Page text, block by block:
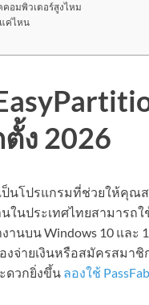
คอมพิวเตอร์สูงไหม
ค่ไหน
ง 2026
เป็นโปรแกรมที่ช่วยให้คุ
นในประเทศไทยสามาร
านบน Windows 10 แล
งจ่ายเงินหรือสมัครสมา
ดวกยิ่งขึ้น ลองใช้